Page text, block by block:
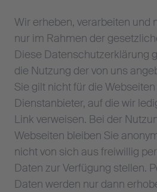
Wir erheben, verarbeiten und
nur im Rahmen der
Diese Datenschutzerklärung
die Nutzung der von uns
Sie gilt nicht für die
Dienstanbieter, auf die wir
Link verweisen. Bei der
Webseiten bleiben Sie
nicht von sich aus freiwillig
Daten zur Verfügung stellen.
Daten werden nur dann